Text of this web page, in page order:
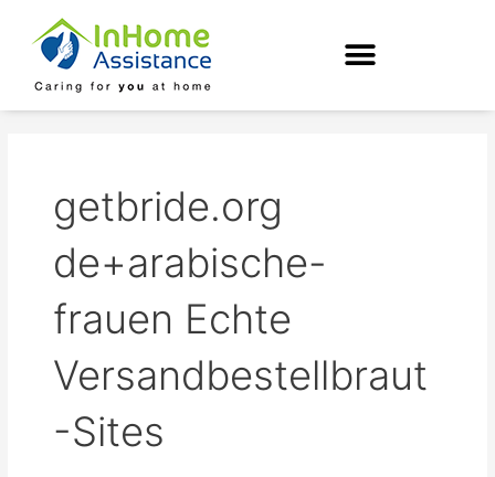
content
getbride.org
de+arabische-
frauen Echte
Versandbestellbraut
-Sites